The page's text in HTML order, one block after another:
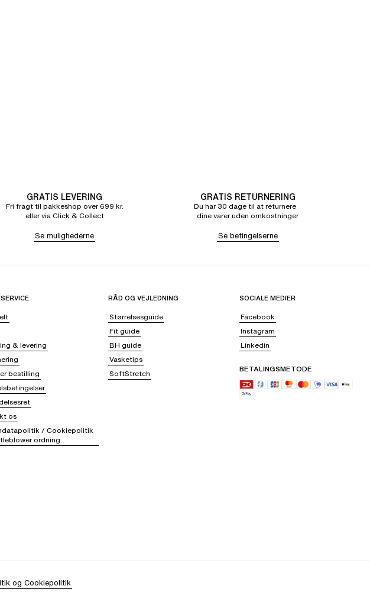
GRATIS LEVERING
Fri fragt til pakkeshop over 699 kr.
eller via Click & Collect
Se mulighederne
GRATIS RETURNERING
Du har 30 dage til at returnere
dine varer uden omkostninger
Se betingelserne
& levering
bestilling
os
/ Cookiepolitik
ordning
RÅD OG VEJLEDNING
Størrelsesguide
Fit guide
BH guide
Vasketips
SoftStretch
SOCIALE MEDIER
Facebook
Instagram
Linkedin
BETALINGSMETODE
og Cookiepolitik